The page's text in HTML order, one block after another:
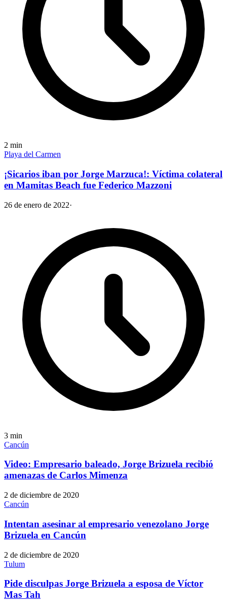
2 min
Playa del Carmen
¡Sicarios iban por Jorge Marzuca!: Víctima colateral
en Mamitas Beach fue Federico Mazzoni
26 de enero de 2022·
3 min
Cancún
Video: Empresario baleado, Jorge Brizuela recibió
amenazas de Carlos Mimenza
2 de diciembre de 2020
Cancún
Intentan asesinar al empresario venezolano Jorge
Brizuela en Cancún
2 de diciembre de 2020
Tulum
Pide disculpas Jorge Brizuela a esposa de Víctor
Mas Tah